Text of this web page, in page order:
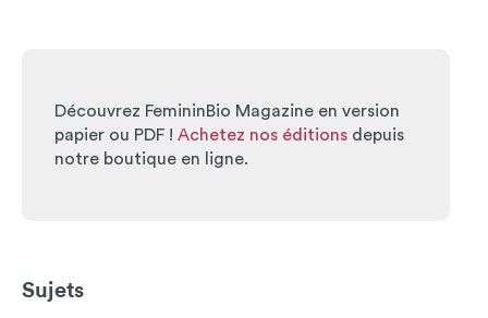
Découvrez FemininBio Magazine en version
papier ou PDF ! Achetez nos éditions depuis
notre boutique en ligne.
Sujets